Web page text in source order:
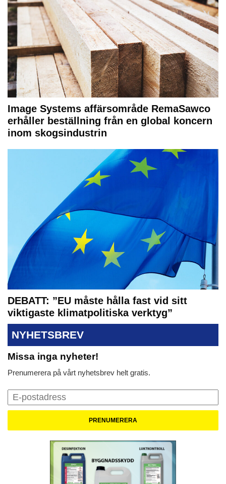
Image Systems affärsområde RemaSawco
erhåller beställning från en global koncern
inom skogsindustrin
DEBATT: ”EU måste hålla fast vid sitt
viktigaste klimatpolitiska verktyg”
NYHETSBREV
Missa inga nyheter!
Prenumerera på vårt nyhetsbrev helt gratis.